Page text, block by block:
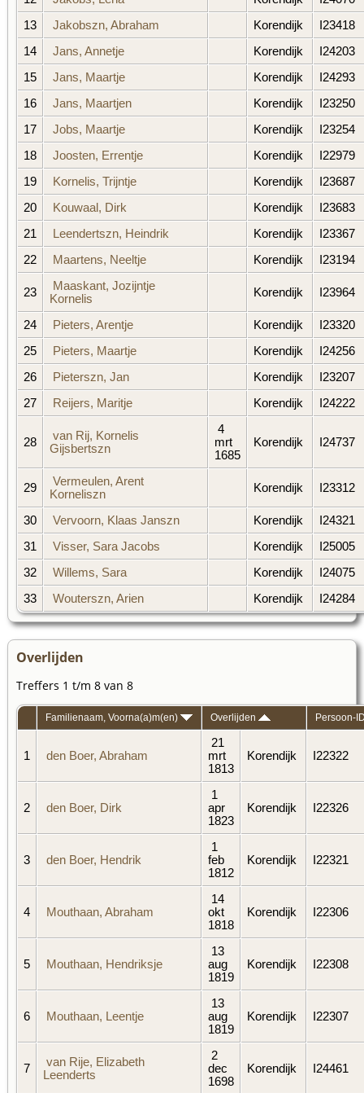
13
Jakobszn, Abraham Korendijk
I23418
14
Jans, Annetje Korendijk
I24203
15
Jans, Maartje Korendijk
I24293
16
Jans, Maartjen Korendijk
I23250
17
Jobs, Maartje Korendijk
I23254
18
Joosten, Errentje Korendijk
I22979
19
Kornelis, Trijntje Korendijk
I23687
20
Kouwaal, Dirk Korendijk
I23683
21
Leendertszn, Heindrik Korendijk
I23367
22
Maartens, Neeltje Korendijk I23194
23
Maaskant, Jozijntje
Kornelis
Korendijk I23964
24 Pieters, Arentje Korendijk
I23320
25
Pieters, Maartje Korendijk
I24256
26
Pieterszn, Jan Korendijk
I23207
27
Reijers, Maritje Korendijk I24222
28
van Rij, Kornelis
Gijsbertszn
4
mrt
1685
Korendijk I24737
29
Vermeulen, Arent
Korneliszn
Korendijk I23312
30 Vervoorn, Klaas Janszn Korendijk
I24321
31
Visser, Sara Jacobs Korendijk
I25005
32
Willems, Sara Korendijk
I24075
33
Wouterszn, Arien Korendijk I24284
Overlijden
Treffers 1 t/m 8 van 8
Familienaam, Voorna(a)m(en) Overlijden Persoon-
1 den Boer, Abraham
21
mrt
1813
Korendijk I22322
2 den Boer, Dirk
1
apr
1823
Korendijk I22326
3 den Boer, Hendrik
1
feb
1812
Korendijk I22321
4 Mouthaan, Abraham
14
okt
1818
Korendijk I22306
5 Mouthaan, Hendriksje
13
aug
1819
Korendijk I22308
6 Mouthaan, Leentje
13
aug
1819
Korendijk I22307
7
van Rije, Elizabeth
Leenderts
2
dec
1698
Korendijk I24461